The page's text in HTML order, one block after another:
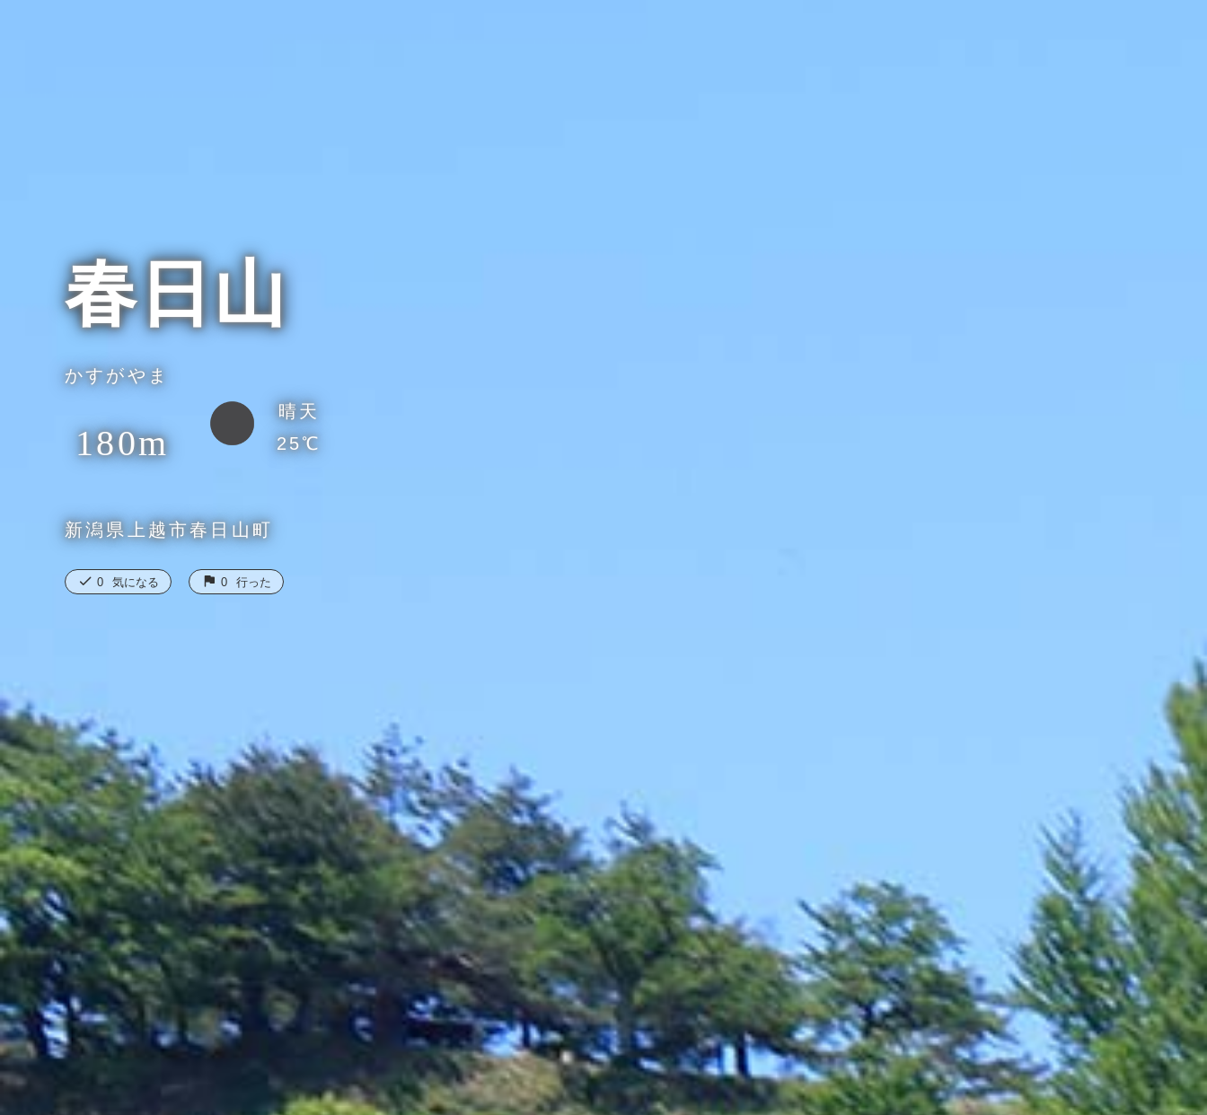
春日山
かすがやま
180m
晴天
25℃
新潟県上越市春日山町
check 0 気になる flag 0 行った